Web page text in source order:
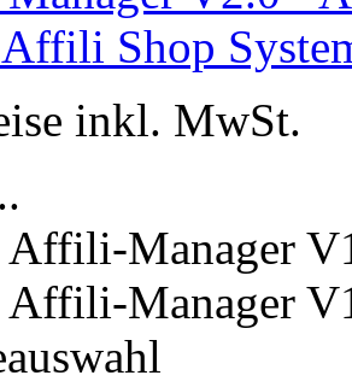
Shop
inkl. MwSt.